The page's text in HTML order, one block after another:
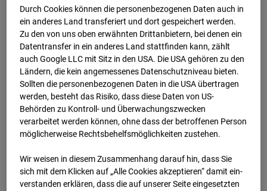
15.03.2025 07:15
Durch Cookies können die personenbezogenen Daten auch in
ein anderes Land transferiert und dort gespeichert werden.
Zu den von uns oben erwähnten Drittanbietern, bei denen ein
Datentransfer in ein anderes Land stattfinden kann, zählt
auch Google LLC mit Sitz in den USA. Die USA gehören zu den
Ländern, die kein angemessenes Datenschutzniveau bieten.
Sollten die personenbezogenen Daten in die USA übertragen
werden, besteht das Risiko, dass diese Daten von US-
Behörden zu Kontroll- und Überwachungszwecken
verarbeitet werden können, ohne dass der betroffenen Person
möglicherweise Rechtsbehelfsmöglichkeiten zustehen.
Wir weisen in diesem Zusammenhang darauf hin, dass Sie
sich mit dem Klicken auf „Alle Cookies akzeptieren“ damit ein­
ver­standen erklären, dass die auf unserer Seite eingesetzten